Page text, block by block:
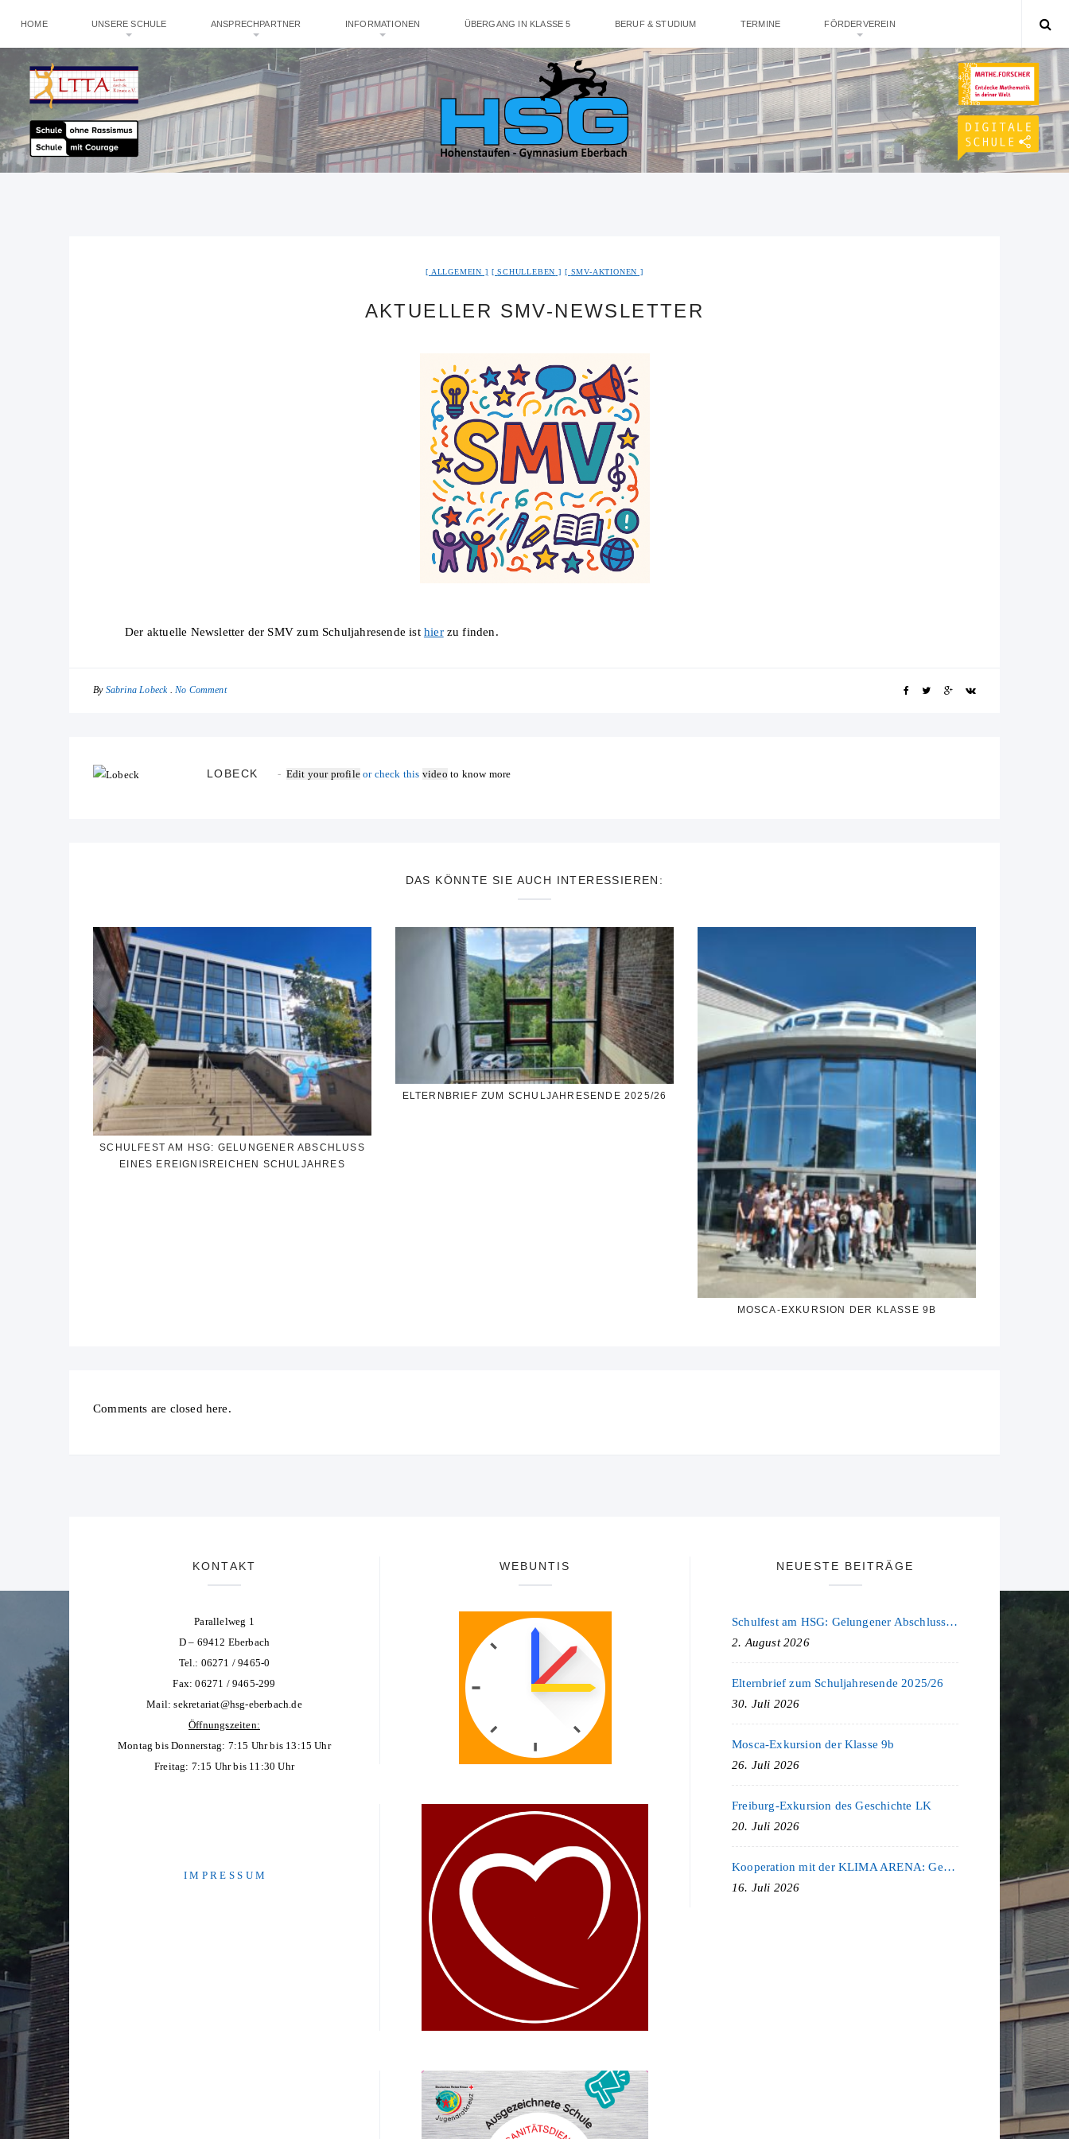
HOME UNSERE SCHULE ANSPRECHPARTNER INFORMATIONEN ÜBERGANG IN KLASSE 5 BERUF & STUDIUM TERMINE FÖRDERVEREIN
ALLGEMEIN SCHULLEBEN SMV-AKTIONEN
AKTUELLER SMV-NEWSLETTER
Der aktuelle Newsletter der SMV zum Schuljahresende ist hierzu finden.
By Sabrina Lobeck No Comment
LOBECK Edit your profileor check this video to know more
DAS KÖNNTE SIE AUCH INTERESSIEREN:
SCHULFEST AM HSG: GELUNGENER ABSCHLUSS
EINES EREIGNISREICHEN SCHULJAHRES
ELTERNBRIEF ZUM SCHULJAHRESENDE 2025/26
MOSCA-EXKURSION DER KLASSE 9B
Comments are closed here.
KONTAKT
Parallelweg 1
D – 69412 Eberbach
Tel.: 06271 / 9465-0
Fax: 06271 / 9465-299
Mail:sekretariat@hsg-eberbach.de
Öffnungszeiten:
Montag bis Donnerstag: 7:15 Uhr bis 13:15 Uhr
Freitag: 7:15 Uhr bis 11:30 Uhr
I M P R E S S U M
WEBUNTIS NEUESTE BEITRÄGE
Schulfest am HSG: Gelungener Abschluss eines ereignisreichen Schuljahres
2. August 2026
Elternbrief zum Schuljahresende 2025/26
30. Juli 2026
Mosca-Exkursion der Klasse 9b
26. Juli 2026
Freiburg-Exkursion des Geschichte LK
20. Juli 2026
Kooperation mit der KLIMA ARENA: Gemeinsam für Nachhaltigkeit und Klimaschutz
16. Juli 2026